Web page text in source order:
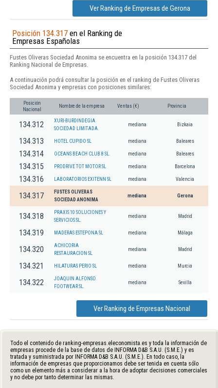
Ver Ranking de Empresas de Gerona
Posición 134.317 en el Ranking de
Empresas Españolas
Fustes Oliveras Sociedad Anonima se encuentra en la posición 134.317 del
Ranking Nacional de Empresas.
A continuación podrá consultar la posición en el ranking de Fustes Oliveras
Sociedad Anonima y empresas con posiciones similares:
Posición
Nacional
Nombre de la empresa Ventas (€) Provincia
134.312
XURI-BURDINDEGIA
SOCIEDAD LIMITADA.
mediana Bizkaia
134.313 HOTEL CUPIDO SL mediana Baleares
134.314 OCEANS BEACH CLUB 8 SL. mediana Baleares
134.315 PRODRIVE TOT MOTOR SL mediana Barcelona
134.316 LABORATORIOS EXITENN SL mediana Valencia
134.317
FUSTES OLIVERAS
SOCIEDAD ANONIMA
mediana Gerona
134.318
PRAXIS 10 SOLUCIONES Y
SERVICIOS SL.
mediana Madrid
134.319 MADERAS ESTEPONA SL mediana Málaga
134.320
ACHICORIA
RESTAURACION SL
mediana Madrid
134.321 HILATURAS PERIO SL mediana Murcia
134.322
JOAQUIN ALFONSO
FOOTWEAR SL.
mediana Sevilla
Ver Ranking de Empresas Nacional
Todo el contenido de ranking-empresas.eleconomista.es y toda la información de
empresas procede de la base de datos de INFORMA D&B S.A.U. (S.M.E.) y es
tratada y suministrada por INFORMA D&B S.A.U. (S.M.E.). En todo caso, la
información de empresas que proporcionamos debe ser tenida en cuenta sólo
como un elemento más a considerar a la hora de adoptar decisiones comerciales
y no debe por tanto determinar las mismas.